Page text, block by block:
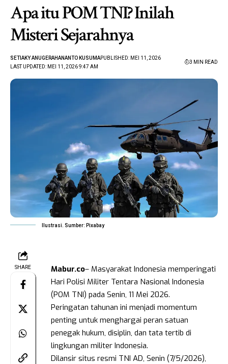
Apa itu POM TNI? Inilah
Misteri Sejarahnya
LAST UPDATED: MEI 11, 2026 9:47 AM
SETIAKY ANUGERAHANANTO KUSUMAPUBLISHED: MEI 11, 2026
3 MIN READ
Ilustrasi. Sumber: Pixabay
SHARE Mabur.co– Masyarakat Indonesia memperingati
Hari Polisi Militer Tentara Nasional Indonesia
(POM TNI) pada Senin, 11 Mei 2026.
Peringatan tahunan ini menjadi momentum
penting untuk menghargai peran satuan
penegak hukum, disiplin, dan tata tertib di
lingkungan militer Indonesia.
Dilansir situs resmi TNI AD, Senin (7/5/2026),